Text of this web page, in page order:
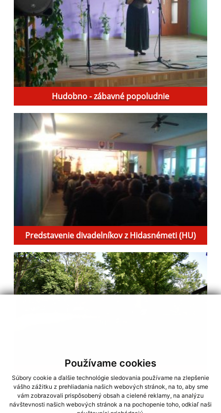
Používame cookies
Súbory cookie a ďalšie technológie sledovania používame na zlepšenie
vášho zážitku z prehliadania našich webových stránok, na to, aby sme
vám zobrazovali prispôsobený obsah a cielené reklamy, na analýzu
návštevnosti našich webových stránok a na pochopenie toho, odkiaľ naši
Hudobno - zábavné popoludnie
Predstavenie divadelníkov z Hidasnémeti (HU)
Nové detské ihrisko v Areáli MŠ Milhosť 2020